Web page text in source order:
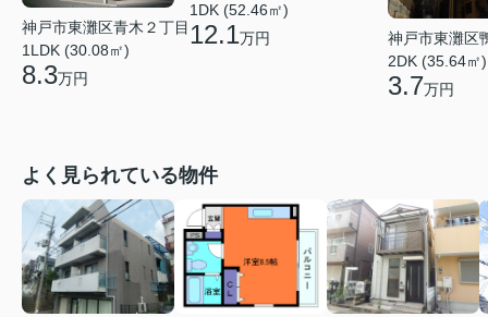
神戸市東灘区青木２丁目
1LDK (30.08㎡)
8.3万円
1DK (52.46㎡)
12.1万円
神戸市東灘区
2DK (35.64㎡)
3.7万円
よく見られている物件